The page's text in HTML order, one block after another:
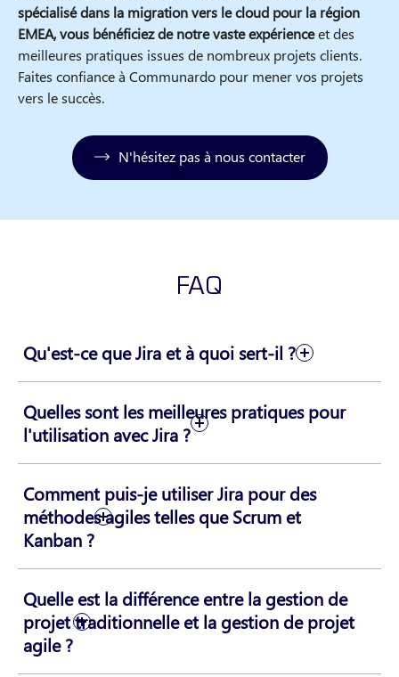
spécialisé dans la migration vers le cloud pour la région
EMEA, vous bénéficiez de notre vaste expérienceet des
meilleures pratiques issues de nombreux projets clients.
Faites confiance à Communardo pour mener vos projets
vers le succès.
N'hésitez pas à nous contacter
FAQ
Qu'est-ce que Jira et à quoi sert-il ?
Quelles sont les meilleures pratiques pour
l'utilisation avec Jira ?
Comment puis-je utiliser Jira pour des
méthodes agiles telles que Scrum et
Kanban ?
Quelle est la différence entre la gestion de
projet traditionnelle et la gestion de projet
agile ?